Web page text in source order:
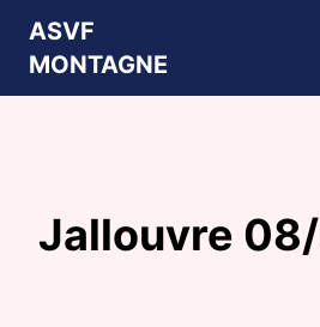
ASVF
MONTAGNE
Jallouvre